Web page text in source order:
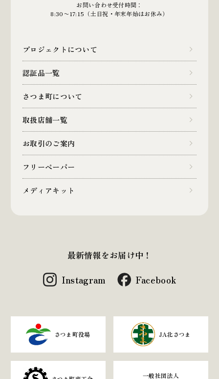
お問い合わせ受付時間：
8:30〜17:15（土日祝・年末年始はお休み）
プロジェクトについて
認証品一覧
さつま町について
取扱店舗一覧
お取引のご案内
フリーペーパー
メディアキット
最新情報をお届け中！
Instagram Facebook
さつま町役場 JA北さつま
一般社団法人